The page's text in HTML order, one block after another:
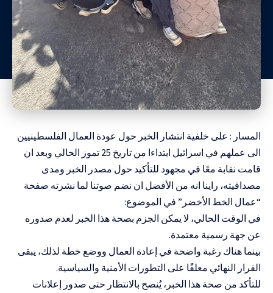
المسار : على خلفية انتشار الخبر حول عودة العمال الفلسطينيين
الى عملهم في اسرائيل ابتداءا من تاريخ 25 تموز الحالي وبعد ان
قامت نقابة معًا في مجهود للتأكيد حول مصدر الخبر ومدى
مصداقيته، راينا انه من الأفضل ان نضم صوتنا لما نشرته صفحة
“عمال الخط الأخضر” في الموضوع:
في الوقت الحالي، لا يمكن الجزم بصحة هذا الخبر لعدم صدوره
عن جهة رسمية معتمدة.
بينما هناك رغبة واضحة في إعادة العمال ووضع خطة لذلك، يبقى
القرار النهائي معلقًا على التطورات الأمنية والسياسية.
للتأكد من صحة هذا الخبر، يُنصح بالانتظار حتى صدور إعلانات